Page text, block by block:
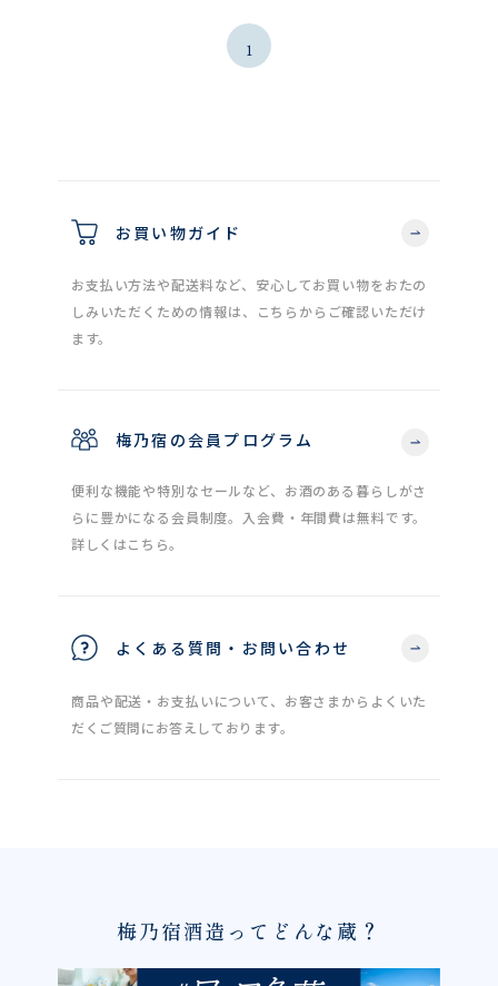
1
お買い物ガイド
お支払い方法や配送料など、安心してお買い物をおたの
しみいただくための情報は、こちらからご確認いただけ
ます。
梅乃宿の会員プログラム
便利な機能や特別なセールなど、お酒のある暮らしがさ
らに豊かになる会員制度。入会費・年間費は無料です。
詳しくはこちら。
よくある質問・お問い合わせ
商品や配送・お支払いについて、お客さまからよくいた
だくご質問にお答えしております。
梅乃宿酒造ってどんな蔵？